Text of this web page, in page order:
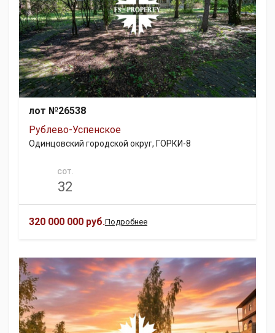
лот №26538
Рублево-Успенское
Одинцовский городской округ, ГОРКИ-8
СОТ.
32
320 000 000 руб.Подробнее